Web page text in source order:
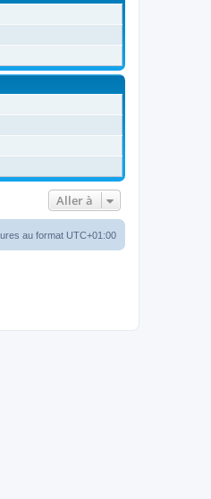
Aller à
au format UTC+01:00